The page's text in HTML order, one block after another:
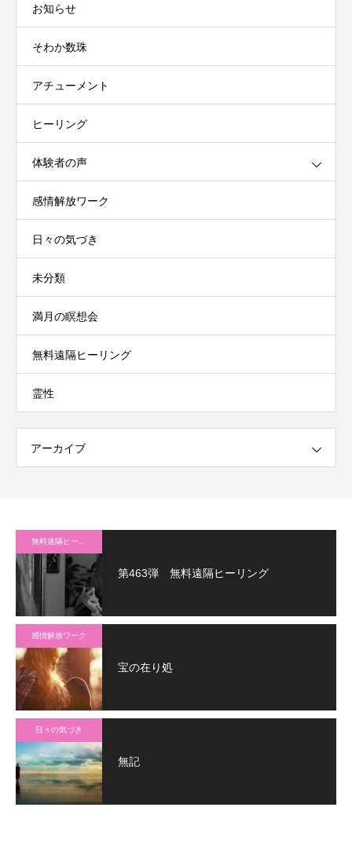
お知らせ
そわか数珠
アチューメント
ヒーリング
体験者の声
感情解放ワーク
日々の気づき
未分類
満月の瞑想会
無料遠隔ヒーリング
霊性
アーカイブ
第463弾 無料遠隔ヒーリング
感情解放ワーク
宝の在り処
日々の気づき
無記